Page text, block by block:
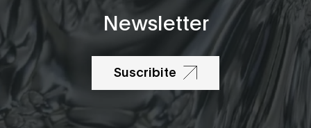
Newsletter
Suscribite